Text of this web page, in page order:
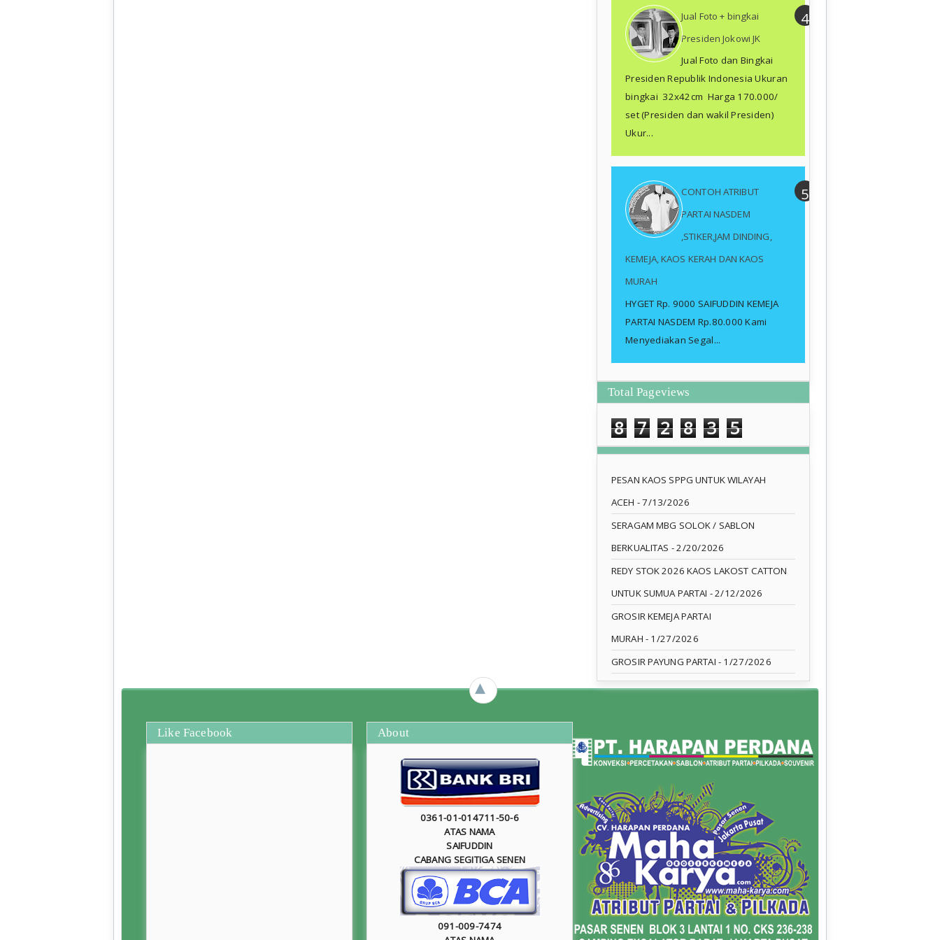
Jual Foto + bingkai
Presiden Jokowi JK
Jual Foto dan Bingkai
Presiden Republik Indonesia Ukuran
bingkai 32x42cm Harga 170.000/
set (Presiden dan wakil Presiden)
Ukur...
CONTOH ATRIBUT
PARTAI NASDEM
,STIKER,JAM DINDING,
KEMEJA, KAOS KERAH DAN KAOS
MURAH
HYGET Rp. 9000 SAIFUDDIN KEMEJA
PARTAI NASDEM Rp.80.000 Kami
Menyediakan Segal...
Total Pageviews
8 7 2 8 3 5
PESAN KAOS SPPG UNTUK WILAYAH
ACEH - 7/13/2026
SERAGAM MBG SOLOK / SABLON
BERKUALITAS - 2/20/2026
REDY STOK 2026 KAOS LAKOST CATTON
UNTUK SUMUA PARTAI - 2/12/2026
GROSIR KEMEJA PARTAI
MURAH - 1/27/2026
GROSIR PAYUNG PARTAI - 1/27/2026
►
Like Facebook About
0361-01-014711-50-6
ATAS NAMA
SAIFUDDIN
CABANG SEGITIGA SENEN
091-009-7474